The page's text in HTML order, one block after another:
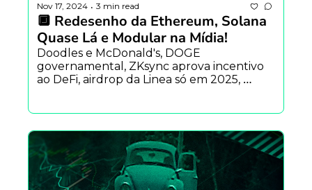
Nov 17, 2024 • 3 min read
🔲 Redesenho da Ethereum, Solana
Quase Lá e Modular na Mídia!
Doodles e McDonald's, DOGE
governamental, ZKsync aprova incentivo
ao DeFi, airdrop da Linea só em 2025,